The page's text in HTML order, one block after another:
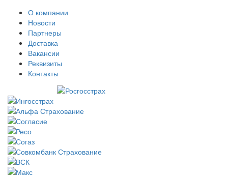
О компании
Новости
Партнеры
Доставка
Вакансии
Реквизиты
Контакты